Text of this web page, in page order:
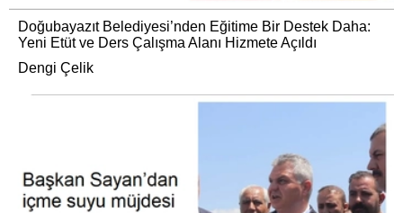
Doğubayazıt Belediyesi’nden Eğitime Bir Destek Daha:
Yeni Etüt ve Ders Çalışma Alanı Hizmete Açıldı
Dengi Çelik